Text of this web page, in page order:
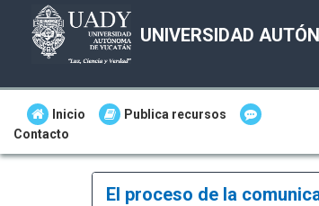
UNIVERSIDAD
Inicio
Publica recursos
Contacto
El proceso de la